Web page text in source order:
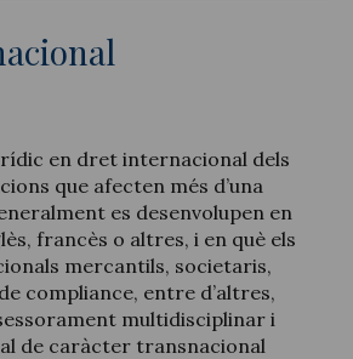
en dret internacional dels
que afecten més d’una
es desenvolupen en
francès o altres, i en què els
mercantils, societaris,
compliance, entre d’altres,
multidisciplinar i
de caràcter transnacional